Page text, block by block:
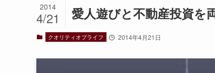
愛人遊びと不動産投資を
2014
4/21
クオリティオブライフ 2014年4月21日